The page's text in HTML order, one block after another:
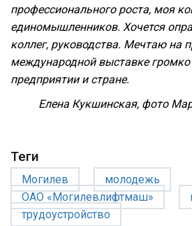
профессионального роста, моя
единомышленников. Хочется
коллег, руководства. Мечтаю на
международной выставке
предприятии и стране.
Елена Кукшинская, фото
Теги
Могилев
молодежь
ОАО «Могилевлифтмаш»
трудоустройство